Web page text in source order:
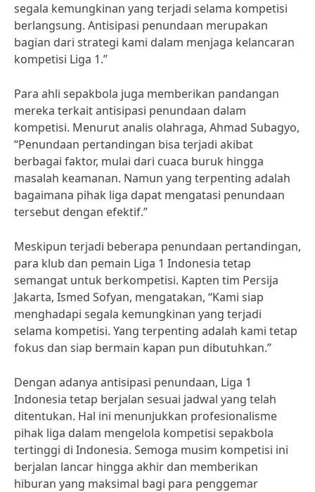
segala kemungkinan yang terjadi selama kompetisi
berlangsung. Antisipasi penundaan merupakan
bagian dari strategi kami dalam menjaga kelancaran
kompetisi Liga 1.”
Para ahli sepakbola juga memberikan pandangan
mereka terkait antisipasi penundaan dalam
kompetisi. Menurut analis olahraga, Ahmad Subagyo,
“Penundaan pertandingan bisa terjadi akibat
berbagai faktor, mulai dari cuaca buruk hingga
masalah keamanan. Namun yang terpenting adalah
bagaimana pihak liga dapat mengatasi penundaan
tersebut dengan efektif.”
Meskipun terjadi beberapa penundaan pertandingan,
para klub dan pemain Liga 1 Indonesia tetap
semangat untuk berkompetisi. Kapten tim Persija
Jakarta, Ismed Sofyan, mengatakan, “Kami siap
menghadapi segala kemungkinan yang terjadi
selama kompetisi. Yang terpenting adalah kami tetap
fokus dan siap bermain kapan pun dibutuhkan.”
Dengan adanya antisipasi penundaan, Liga 1
Indonesia tetap berjalan sesuai jadwal yang telah
ditentukan. Hal ini menunjukkan profesionalisme
pihak liga dalam mengelola kompetisi sepakbola
tertinggi di Indonesia. Semoga musim kompetisi ini
berjalan lancar hingga akhir dan memberikan
hiburan yang maksimal bagi para penggemar